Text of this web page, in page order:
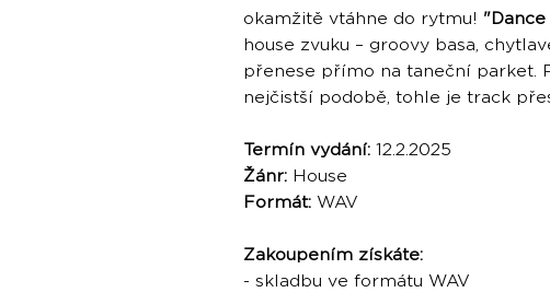
okamžitě vtáhne do rytmu!
house zvuku – groovy basa,
přenese přímo na taneční parket.
nejčistší podobě, tohle je track
Termín vydání: 12.2.2025
Žánr: House
Formát: WAV
Zakoupením získáte:
- skladbu ve formátu WAV